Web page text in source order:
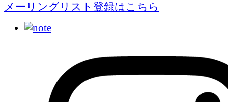
メーリングリスト登録はこちら